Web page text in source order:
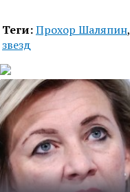
Теги:Прохор Шаляпин,
звезд